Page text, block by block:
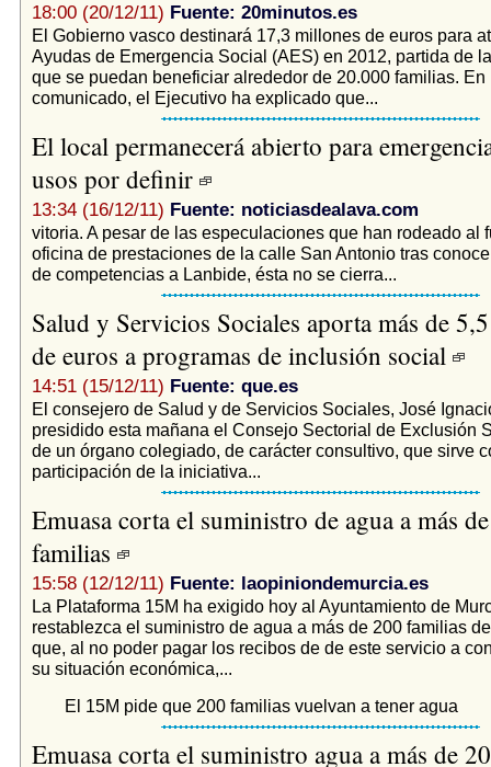
18:00 (20/12/11) Fuente: 20minutos.es
El Gobierno vasco destinará 17,3 millones de euros para
Ayudas de Emergencia Social (AES) en 2012, partida de
que se puedan beneficiar alrededor de 20.000 familias. En
comunicado, el Ejecutivo ha explicado que...
El local permanecerá abierto para
usos por definir
13:34 (16/12/11) Fuente: noticiasdealava.com
vitoria. A pesar de las especulaciones que han rodeado al
oficina de prestaciones de la calle San Antonio tras
de competencias a Lanbide, ésta no se cierra...
Salud y Servicios Sociales aporta más de
de euros a programas de inclusión social
14:51 (15/12/11) Fuente: que.es
El consejero de Salud y de Servicios Sociales, José
presidido esta mañana el Consejo Sectorial de Exclusión
de un órgano colegiado, de carácter consultivo, que sirve
participación de la iniciativa...
Emuasa corta el suministro de agua a más
familias
15:58 (12/12/11) Fuente: laopiniondemurcia.es
La Plataforma 15M ha exigido hoy al Ayuntamiento de
restablezca el suministro de agua a más de 200 familias
que, al no poder pagar los recibos de de este servicio a
su situación económica,...
El 15M pide que 200 familias vuelvan a tener agua
Emuasa corta el suministro agua a más de